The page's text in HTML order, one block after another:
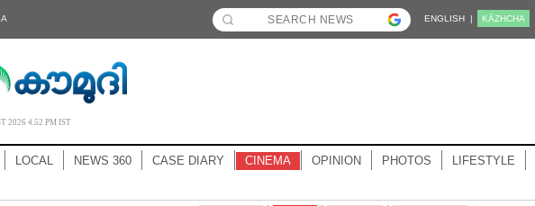
ENGLISH | KĀZHCHA
2026 4.52 PM IST
LOCAL NEWS 360 CASE DIARY CINEMA OPINION PHOTOS LIFESTYLE